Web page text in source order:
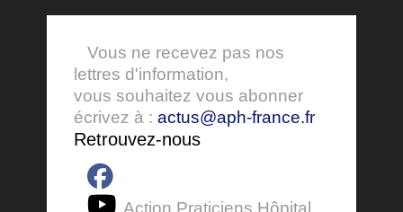
Vous ne recevez pas nos
lettres d'information,
vous souhaitez vous abonner
écrivez à : actus@aph-france.fr
Retrouvez-nous
Action Praticiens Hôpital